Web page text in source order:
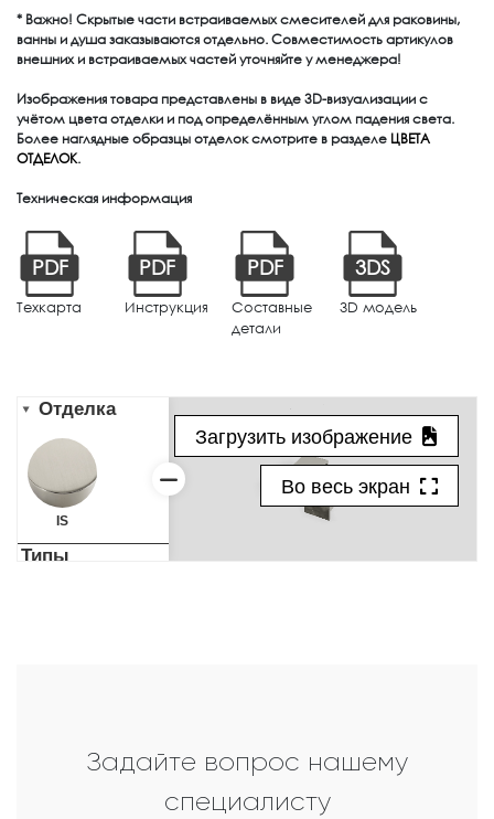
* Важно! Скрытые части встраиваемых смесителей для раковины,
ванны и душа заказываются отдельно. Совместимость артикулов
внешних и встраиваемых частей уточняйте у менеджера!
Изображения товара представлены в виде 3D-визуализации с
учётом цвета отделки и под определённым углом падения света.
Более наглядные образцы отделок смотрите в разделе ЦВЕТА
ОТДЕЛОК.
Техническая информация
PDF
Техкарта
PDF
Инструкция
PDF
Составные
детали
3DS
3D модель
Задайте вопрос нашему
специалисту